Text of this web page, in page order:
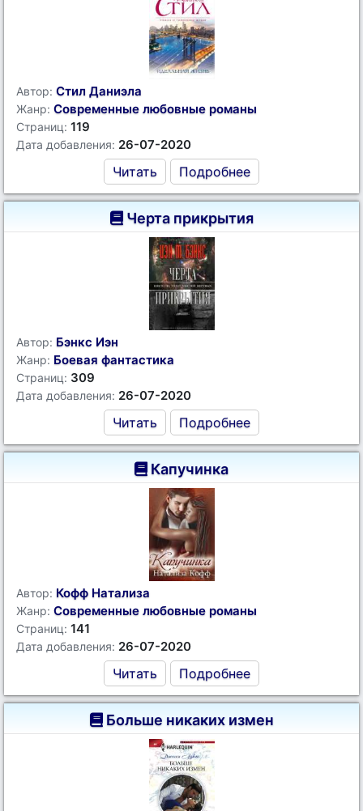
Автор: Стил Даниэла
Жанр: Современные любовные романы
Страниц: 119
Дата добавления: 26-07-2020
Читать Подробнее
Черта прикрытия
Автор: Бэнкс Иэн
Жанр: Боевая фантастика
Страниц: 309
Дата добавления: 26-07-2020
Читать Подробнее
Капучинка
Автор: Кофф Натализа
Жанр: Современные любовные романы
Страниц: 141
Дата добавления: 26-07-2020
Читать Подробнее
Больше никаких измен